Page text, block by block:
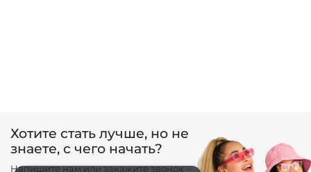
Хотите стать лучше, но не
знаете, с чего начать?
Напишите нам или закажите звонок –